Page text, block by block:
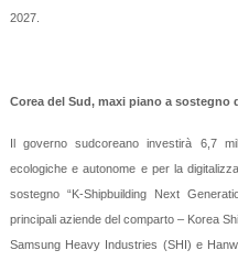
2027.
Corea del Sud, maxi piano a sostegno
Il governo sudcoreano investirà 6,7
ecologiche e autonome e per la
sostegno “K-Shipbuilding Next
principali aziende del comparto – Korea
Samsung Heavy Industries (SHI) e